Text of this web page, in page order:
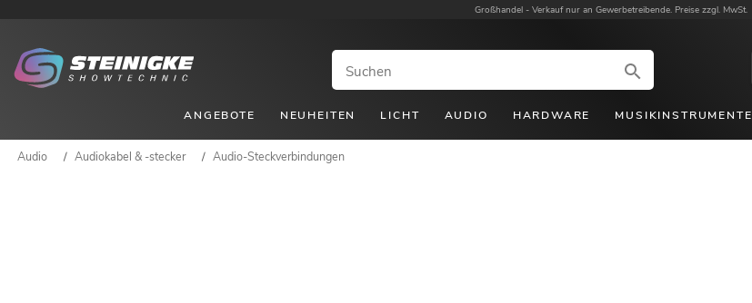
Großhandel - Verkauf nur an Gewerbetreibende. Preise zzgl. MwSt.
ANGEBOTE NEUHEITEN LICHT AUDIO HARDWARE MUSIKINSTRUMENTE
Audio / Audiokabel & -stecker / Audio-Steckverbindungen